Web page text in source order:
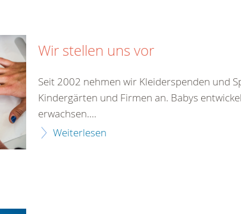
Wir stellen uns vor
Seit 2002 nehmen wir Kleiderspenden und
Kindergärten und Firmen an. Babys
erwachsen....
Weiterlesen